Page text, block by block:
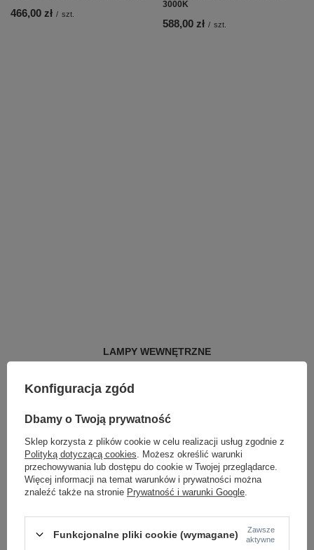
466,00 zł / szt.
3000K
588,00 zł / szt.
LAMPY WEWNĘTRZNE
ŻYRANDOLE
LAMPKI NOCNE
LAMPY WISZĄCE CZARNE
KINKIETY DO SYPIALNI
LAMPY SUFITOWE OKRĄGŁE
LAMPY WISZĄCE
LAMPY OGRODOWE - WISZĄCE
Konfiguracja zgód
Dbamy o Twoją prywatność
Sklep korzysta z plików cookie w celu realizacji usług zgodnie z
Polityką dotyczącą cookies . Możesz określić warunki
przechowywania lub dostępu do cookie w Twojej przeglądarce.
Więcej informacji na temat warunków i prywatności można
znaleźć także na stronie Prywatność i warunki Google
Funkcjonalne pliki cookie (wymagane)
Zawsze
aktywne